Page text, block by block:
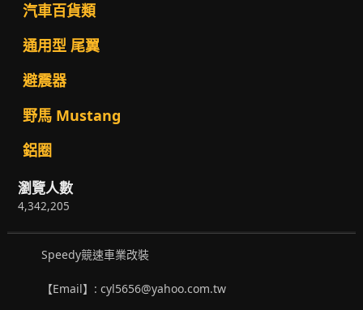
汽車百貨類
通用型 尾翼
避震器
野馬 Mustang
鋁圈
瀏覽人數
4,342,205
Speedy競速車業改裝
【Email】: cyl5656@yahoo.com.tw